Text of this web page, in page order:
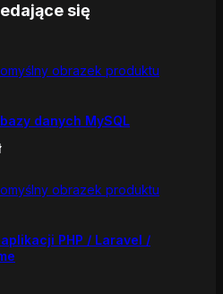
się
danych MySQL
PHP / Laravel /